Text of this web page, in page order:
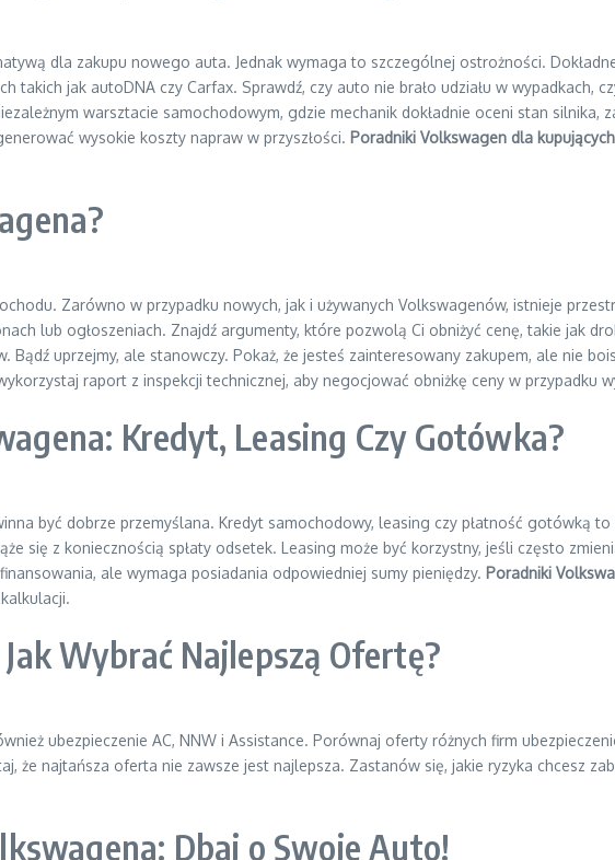
dla zakupu nowego auta. Jednak wymaga to szczególnej ostrożności.
takich jak autoDNA czy Carfax. Sprawdź, czy auto nie brało udziału w wypadkach,
warsztacie samochodowym, gdzie mechanik dokładnie oceni stan silnika,
wysokie koszty napraw w przyszłości. Poradniki Volkswagen dla kupujących
Zarówno w przypadku nowych, jak i używanych Volkswagenów, istnieje
lub ogłoszeniach. Znajdź argumenty, które pozwolą Ci obniżyć cenę, takie jak
uprzejmy, ale stanowczy. Pokaż, że jesteś zainteresowany zakupem, ale nie
raport z inspekcji technicznej, aby negocjować obniżkę ceny w przypadku
Kredyt, Leasing Czy Gotówka?
być dobrze przemyślana. Kredyt samochodowy, leasing czy płatność gotówką
się z koniecznością spłaty odsetek. Leasing może być korzystny, jeśli często
ale wymaga posiadania odpowiedniej sumy pieniędzy. Poradniki
Wybrać Najlepszą Ofertę?
ubezpieczenie AC, NNW i Assistance. Porównaj oferty różnych firm
że najtańsza oferta nie zawsze jest najlepsza. Zastanów się, jakie ryzyka chcesz
Dbaj o Swoje Auto!